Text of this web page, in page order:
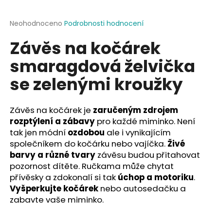
Průměrné
produktu
je
z
5
hvězdiček.
Neohodnoceno Podrobnosti hodnocení
Závěs na kočárek
smaragdová želvička
se zelenými kroužky
Závěs na kočárek je zaručeným zdrojem
rozptýlení a zábavy pro každé miminko. Není
tak jen módní ozdobou ale i vynikajícím
společníkem do kočárku nebo vajíčka. Živé
barvy a různé tvary závěsu budou přitahovat
pozornost dítěte. Ručkama může chytat
přívěsky a zdokonalí si tak úchop a motoriku.
Vyšperkujte kočárek nebo autosedačku a
zabavte vaše miminko.
j
t
?
HLEDAT
D
o
p
o
r